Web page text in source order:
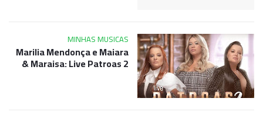
MINHAS MUSICAS
Marilia Mendonça e Maiara
& Maraisa: Live Patroas 2